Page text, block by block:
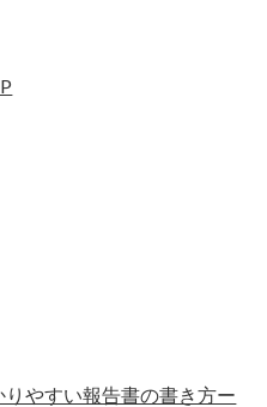
やすい報告書の書き方ー